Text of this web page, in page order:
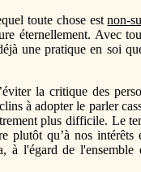
toute chose estnon-
éternellement. Avec
une pratique en soi
la critique des
à adopter le parler
plus difficile. Le
plutôt qu’à nos intérêts
l'égard de l'ensemble